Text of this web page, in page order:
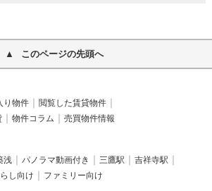
このページの先頭へ
り物件
閲覧した賃貸物件
物件コラム 売買物件情報
浅 パノラマ動画付き 三鷹駅
吉祥寺駅
し向け ファミリー向け